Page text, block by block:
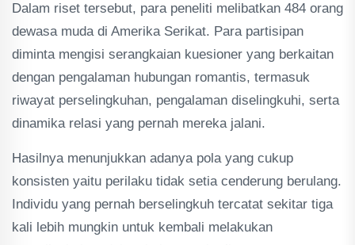
Dalam riset tersebut, para peneliti melibatkan 484 orang
dewasa muda di Amerika Serikat. Para partisipan
diminta mengisi serangkaian kuesioner yang berkaitan
dengan pengalaman hubungan romantis, termasuk
riwayat perselingkuhan, pengalaman diselingkuhi, serta
dinamika relasi yang pernah mereka jalani.
Hasilnya menunjukkan adanya pola yang cukup
konsisten yaitu perilaku tidak setia cenderung berulang.
Individu yang pernah berselingkuh tercatat sekitar tiga
kali lebih mungkin untuk kembali melakukan